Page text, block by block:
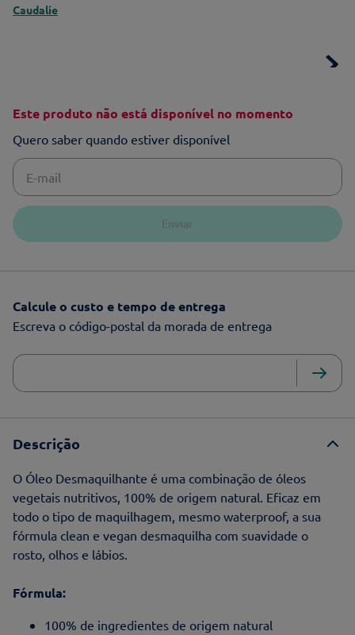
Caudalíe
Este produto não está disponível no momento
Quero saber quando estiver disponível
Enviar
Calcule o custo e tempo de entrega
Escreva o código-postal da morada de entrega
Descrição
O Óleo Desmaquilhante é uma combinação de óleos
vegetais nutritivos, 100% de origem natural. Eficaz em
todo o tipo de maquilhagem, mesmo waterproof, a sua
fórmula clean e vegan desmaquilha com suavidade o
rosto, olhos e lábios.
Fórmula:
100% de ingredientes de origem natural